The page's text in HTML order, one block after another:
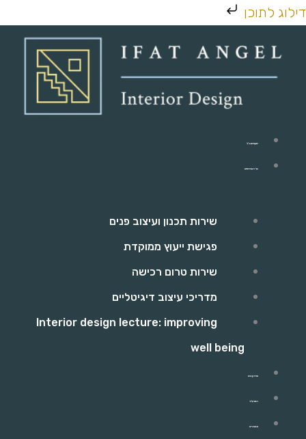
דילוג לתוכן
דילוג
יפעת אנג'ל
כל השירותים
שירות תכנון ועיצוב פנים
פגישת ייעוץ ממוקדת
שירות טרום רכישה
מדריכי עיצוב דיגיטליים
Interior design lecture: improving
well being
פרויקטים
התהליך
מאמרים